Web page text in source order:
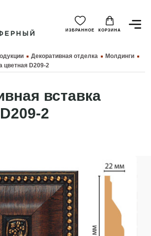
ИЗБРАННОЕ КОРЗИНА
Декоративная отделка
Молдинги
цветная D209-2
вставка
2